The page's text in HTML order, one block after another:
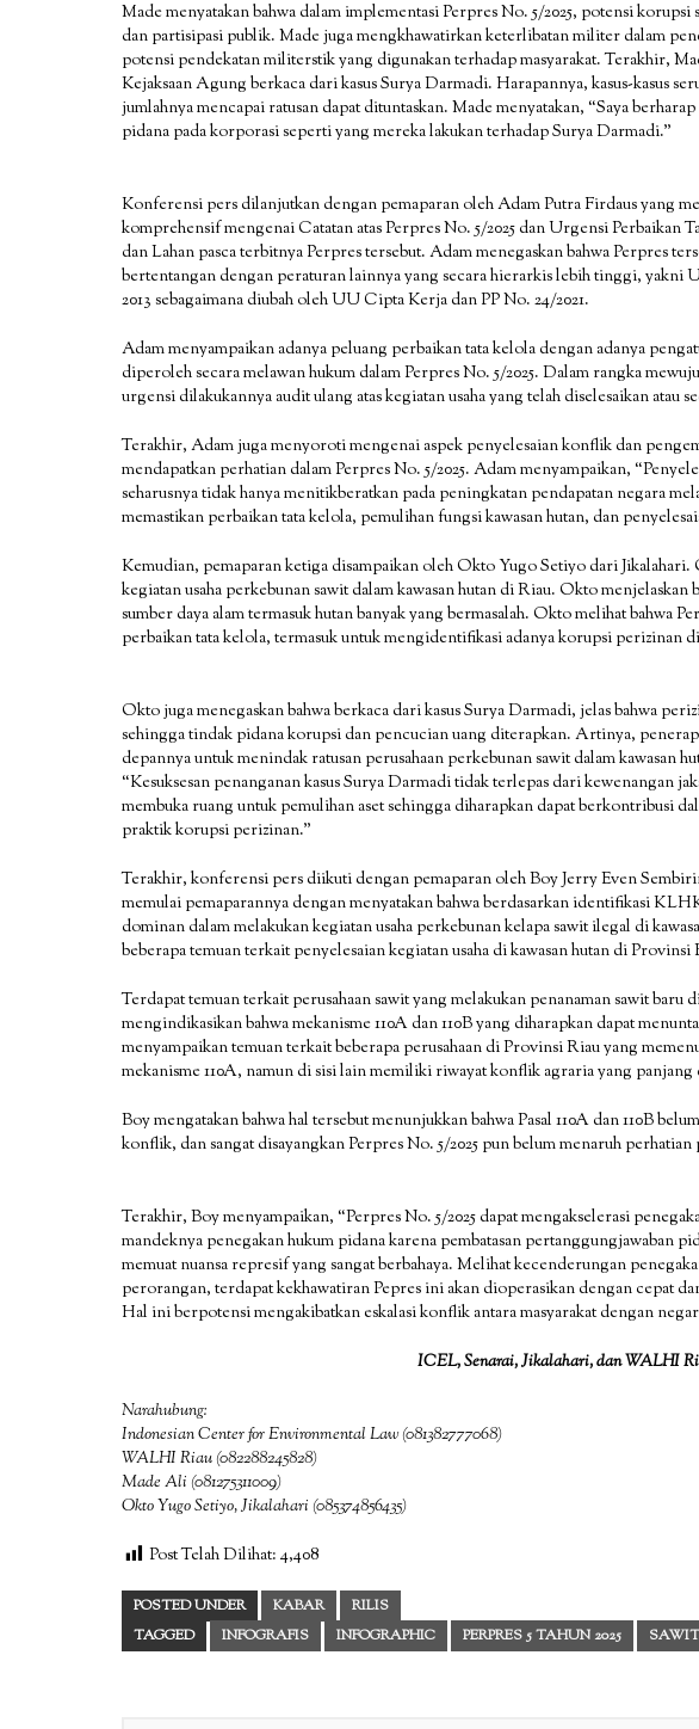
Made menyatakan bahwa dalam implementasi Perpres No. 5/2025, potensi
dan partisipasi publik. Made juga mengkhawatirkan keterlibatan militer dalam
potensi pendekatan militerstik yang digunakan terhadap masyarakat. Terakhir,
Kejaksaan Agung berkaca dari kasus Surya Darmadi. Harapannya, kasus-kasus
jumlahnya mencapai ratusan dapat dituntaskan. Made menyatakan, “Saya
pidana pada korporasi seperti yang mereka lakukan terhadap Surya Darmadi.”
Konferensi pers dilanjutkan dengan pemaparan oleh Adam Putra Firdaus yang
komprehensif mengenai Catatan atas Perpres No. 5/2025 dan Urgensi Perbaikan
dan Lahan pasca terbitnya Perpres tersebut. Adam menegaskan bahwa Perpres
bertentangan dengan peraturan lainnya yang secara hierarkis lebih tinggi, yakni
2013 sebagaimana diubah oleh UU Cipta Kerja dan PP No. 24/2021.
Adam menyampaikan adanya peluang perbaikan tata kelola dengan adanya
diperoleh secara melawan hukum dalam Perpres No. 5/2025. Dalam rangka
urgensi dilakukannya audit ulang atas kegiatan usaha yang telah diselesaikan atau
Terakhir, Adam juga menyoroti mengenai aspek penyelesaian konflik dan
mendapatkan perhatian dalam Perpres No. 5/2025. Adam menyampaikan,
seharusnya tidak hanya menitikberatkan pada peningkatan pendapatan negara
memastikan perbaikan tata kelola, pemulihan fungsi kawasan hutan, dan
Kemudian, pemaparan ketiga disampaikan oleh Okto Yugo Setiyo dari
kegiatan usaha perkebunan sawit dalam kawasan hutan di Riau. Okto
sumber daya alam termasuk hutan banyak yang bermasalah. Okto melihat bahwa
perbaikan tata kelola, termasuk untuk mengidentifikasi adanya korupsi perizinan
Okto juga menegaskan bahwa berkaca dari kasus Surya Darmadi, jelas bahwa
sehingga tindak pidana korupsi dan pencucian uang diterapkan. Artinya,
depannya untuk menindak ratusan perusahaan perkebunan sawit dalam kawasan
“Kesuksesan penanganan kasus Surya Darmadi tidak terlepas dari kewenangan
membuka ruang untuk pemulihan aset sehingga diharapkan dapat berkontribusi
praktik korupsi perizinan.”
Terakhir, konferensi pers diikuti dengan pemaparan oleh Boy Jerry Even
memulai pemaparannya dengan menyatakan bahwa berdasarkan identifikasi
dominan dalam melakukan kegiatan usaha perkebunan kelapa sawit ilegal di
beberapa temuan terkait penyelesaian kegiatan usaha di kawasan hutan di Provinsi
Terdapat temuan terkait perusahaan sawit yang melakukan penanaman sawit baru
mengindikasikan bahwa mekanisme 110A dan 110B yang diharapkan dapat
menyampaikan temuan terkait beberapa perusahaan di Provinsi Riau yang
mekanisme 110A, namun di sisi lain memiliki riwayat konflik agraria yang panjang
Boy mengatakan bahwa hal tersebut menunjukkan bahwa Pasal 110A dan 110B
konflik, dan sangat disayangkan Perpres No. 5/2025 pun belum menaruh perhatian
Terakhir, Boy menyampaikan, “Perpres No. 5/2025 dapat mengakselerasi
mandeknya penegakan hukum pidana karena pembatasan pertanggungjawaban
memuat nuansa represif yang sangat berbahaya. Melihat kecenderungan
perorangan, terdapat kekhawatiran Pepres ini akan dioperasikan dengan cepat
Hal ini berpotensi mengakibatkan eskalasi konflik antara masyarakat dengan
ICEL, Senarai, Jikalahari, dan WALHI
Narahubung:
Indonesian Center for Environmental Law (081382777068)
WALHI Riau (082288245828)
Made Ali (081275311009)
Okto Yugo Setiyo, Jikalahari (085374856435)
Post Telah Dilihat: 4,408
POSTED UNDER KABAR
RILIS
TAGGED
INFOGRAFIS INFOGRAPHIC PERPRES 5 TAHUN 2025